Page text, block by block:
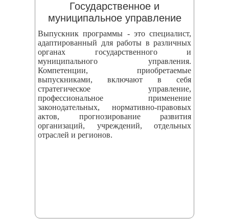
Государственное и
муниципальное управление
Выпускник программы - это специалист,
адаптированный для работы в различных
органах государственного и
муниципального управления.
Компетенции, приобретаемые
выпускниками, включают в себя
стратегическое управление,
профессиональное применение
законодательных, нормативно-правовых
актов, прогнозирование развития
организаций, учреждений, отдельных
отраслей и регионов.